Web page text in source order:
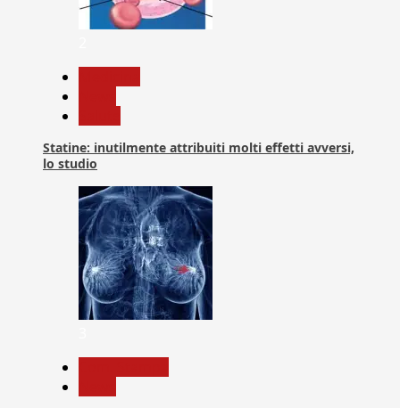
Statine: inutilmente attribuiti molti effetti avversi,
lo studio